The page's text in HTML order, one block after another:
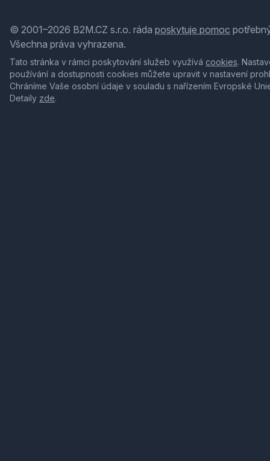
© 2001–2026 B2M.CZ s.r.o. ráda poskytuje pomoc
Všechna práva vyhrazena.
Tato stránka v rámci poskytování služeb využívá cookies.
používání a dostupnosti cookies můžete upravit v nastavení
Chráníme Vaše osobní údaje v souladu s nařízením Evropské
Detaily zde.